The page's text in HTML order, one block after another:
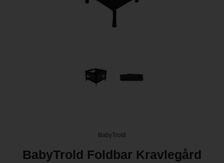
BabyTrold
BabyTrold Foldbar Kravlegård